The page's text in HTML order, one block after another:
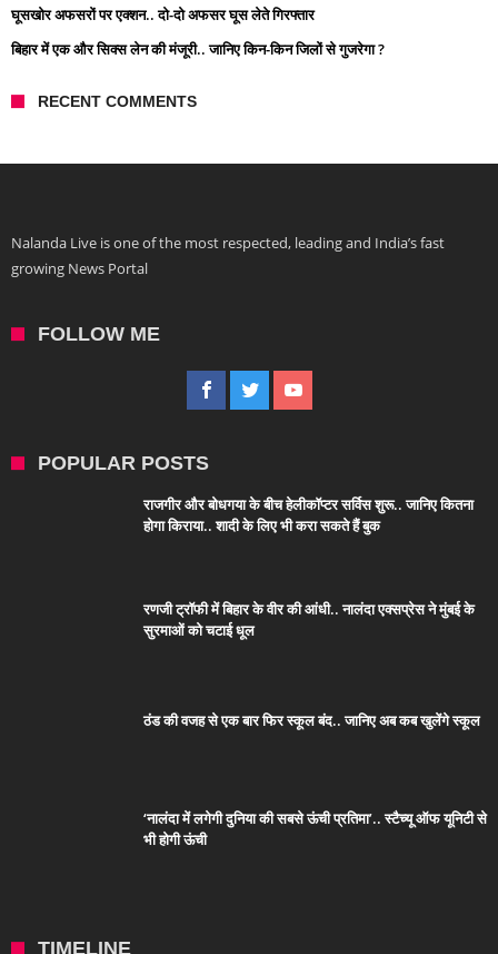
घूसखोर अफसरों पर एक्शन.. दो-दो अफसर घूस लेते गिरफ्तार
बिहार में एक और सिक्स लेन की मंजूरी.. जानिए किन-किन जिलों से गुजरेगा ?
RECENT COMMENTS
Nalanda Live is one of the most respected, leading and India’s fast
growing News Portal
FOLLOW ME
POPULAR POSTS
राजगीर और बोधगया के बीच हेलीकॉप्टर सर्विस शुरू.. जानिए कितना
होगा किराया.. शादी के लिए भी करा सकते हैं बुक
रणजी ट्रॉफी में बिहार के वीर की आंधी.. नालंदा एक्सप्रेस ने मुंबई के
सुरमाओं को चटाई धूल
ठंड की वजह से एक बार फिर स्कूल बंद.. जानिए अब कब खुलेंगे स्कूल
‘नालंदा में लगेगी दुनिया की सबसे ऊंची प्रतिमा’.. स्टैच्यू ऑफ यूनिटी से
भी होगी ऊंची
TIMELINE